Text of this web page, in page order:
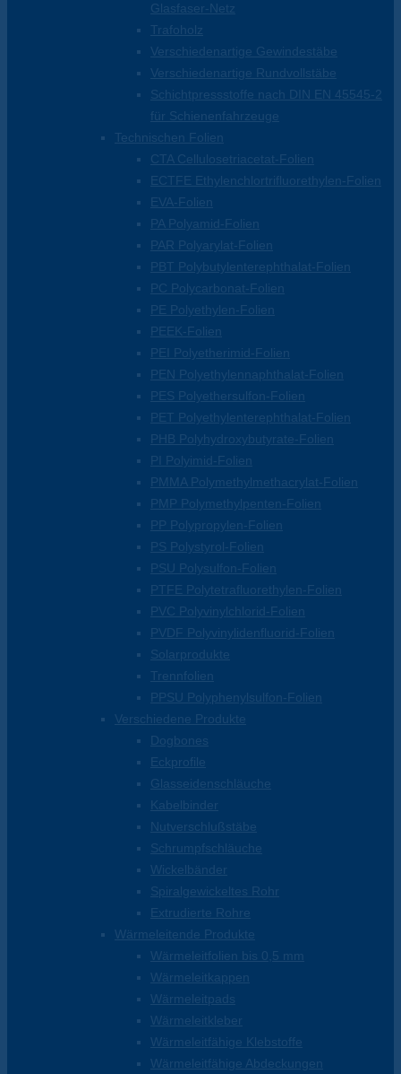
Glasfaser-Netz
Trafoholz
Verschiedenartige Gewindestäbe
Verschiedenartige Rundvollstäbe
Schichtpressstoffe nach DIN EN 45545-2
für Schienenfahrzeuge
Technischen Folien
CTA Cellulosetriacetat-Folien
ECTFE Ethylenchlortrifluorethylen-Folien
EVA-Folien
PA Polyamid-Folien
PAR Polyarylat-Folien
PBT Polybutylenterephthalat-Folien
PC Polycarbonat-Folien
PE Polyethylen-Folien
PEEK-Folien
PEI Polyetherimid-Folien
PEN Polyethylennaphthalat-Folien
PES Polyethersulfon-Folien
PET Polyethylenterephthalat-Folien
PHB Polyhydroxybutyrate-Folien
PI Polyimid-Folien
PMMA Polymethylmethacrylat-Folien
PMP Polymethylpenten-Folien
PP Polypropylen-Folien
PS Polystyrol-Folien
PSU Polysulfon-Folien
PTFE Polytetrafluorethylen-Folien
PVC Polyvinylchlorid-Folien
PVDF Polyvinylidenfluorid-Folien
Solarprodukte
Trennfolien
PPSU Polyphenylsulfon-Folien
Verschiedene Produkte
Dogbones
Eckprofile
Glasseidenschläuche
Kabelbinder
Nutverschlußstäbe
Schrumpfschläuche
Wickelbänder
Spiralgewickeltes Rohr
Extrudierte Rohre
Wärmeleitende Produkte
Wärmeleitfolien bis 0,5 mm
Wärmeleitkappen
Wärmeleitpads
Wärmeleitkleber
Wärmeleitfähige Klebstoffe
Wärmeleitfähige Abdeckungen